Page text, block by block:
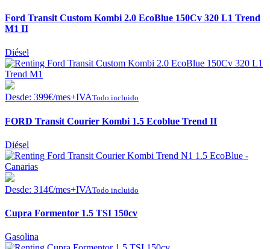
Ford Transit Custom Kombi 2.0 EcoBlue 150Cv 320 L1 Trend
M1 II
Diésel
Desde: 399€/mes+IVATodo incluido
FORD Transit Courier Kombi 1.5 Ecoblue Trend II
Diésel
Desde: 314€/mes+IVATodo incluido
Cupra Formentor 1.5 TSI 150cv
Gasolina